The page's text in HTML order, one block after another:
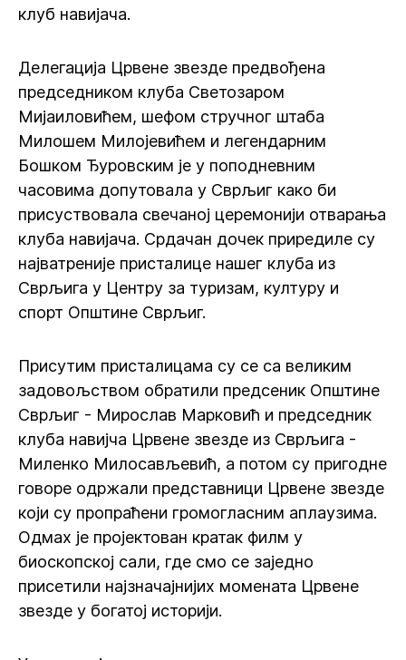
клуб навијача.
Делегација Црвене звезде предвођена
председником клуба Светозаром
Мијаиловићем, шефом стручног штаба
Милошем Милојевићем и легендарним
Бошком Ђуровским је у поподневним
часовима допутовала у Сврљиг како би
присуствовала свечаној церемонији отварања
клуба навијача. Срдачан дочек приредиле су
најватреније присталице нашег клуба из
Сврљига у Центру за туризам, културу и
спорт Општине Сврљиг.
Присутим присталицама су се са великим
задовољством обратили предсеник Општине
Сврљиг - Мирослав Марковић и председник
клуба навијча Црвене звезде из Сврљига -
Миленко Милосављевић, а потом су пригодне
говоре одржали представници Црвене звезде
који су пропраћени громогласним аплаузима.
Одмах је пројектован кратак филм у
биоскопској сали, где смо се заједно
присетили најзначајнијих момената Црвене
звезде у богатој историји.